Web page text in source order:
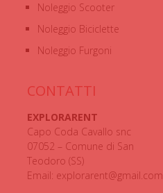
Noleggio Scooter
Noleggio Biciclette
Noleggio Furgoni
CONTATTI
EXPLORARENT
Capo Coda Cavallo snc
07052 – Comune di San
Teodoro (SS)
Email: explorarent@gmail.com